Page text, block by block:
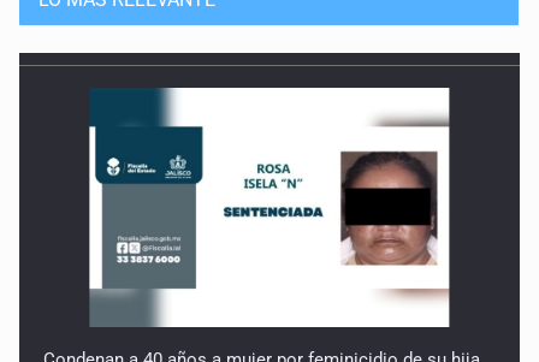
Condenan a 40 años a mujer por feminicidio de su hija